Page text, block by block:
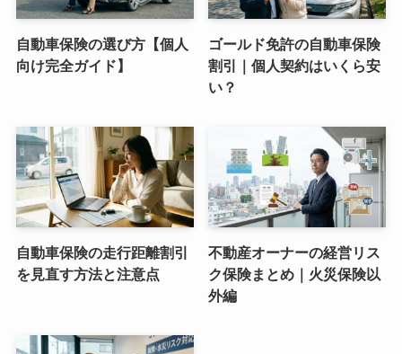
自動車保険の選び方【個人
向け完全ガイド】
ゴールド免許の自動車保険
割引｜個人契約はいくら安
い？
自動車保険の走行距離割引
を見直す方法と注意点
不動産オーナーの経営リス
ク保険まとめ｜火災保険以
外編